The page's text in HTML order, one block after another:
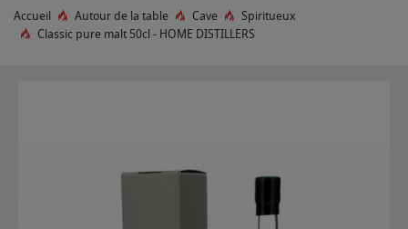
Accueil Autour de la table Cave
Spiritueux
Classic pure malt 50cl - HOME DISTILLERS